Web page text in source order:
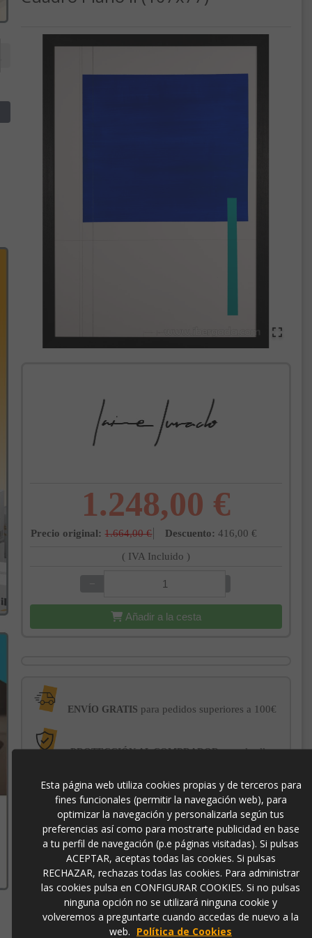
1.248,00 €
Precio original: 1.664,00 € Descuento: 416,00 €
( IVA Incluido )
−
Añadir a la cesta
ENVÍO GRATIS para pedidos superiores a 100€
PROTECCIÓN AL COMPRADOR con el sello
-3% DE DESCUENTO EXTRApara pagos con
transferencia bancaria
01043
Esta página web utiliza cookies propias y de terceros para
fines funcionales (permitir la navegación web), para
optimizar la navegación y personalizarla según tus
preferencias así como para mostrarte publicidad en base
a tu perfil de navegación (p.e páginas visitadas). Si pulsas
ACEPTAR, aceptas todas las cookies. Si pulsas
RECHAZAR, rechazas todas las cookies. Para administrar
las cookies pulsa en CONFIGURAR COOKIES. Si no pulsas
ninguna opción no se utilizará ninguna cookie y
volveremos a preguntarte cuando accedas de nuevo a la
web. Política de Cookies